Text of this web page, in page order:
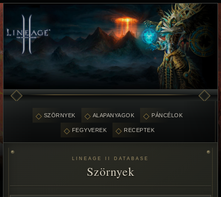
SZÖRNYEK ALAPANYAGOK PÁNCÉLOK
FEGYVEREK RECEPTEK
LINEAGE II DATABASE
Szörnyek